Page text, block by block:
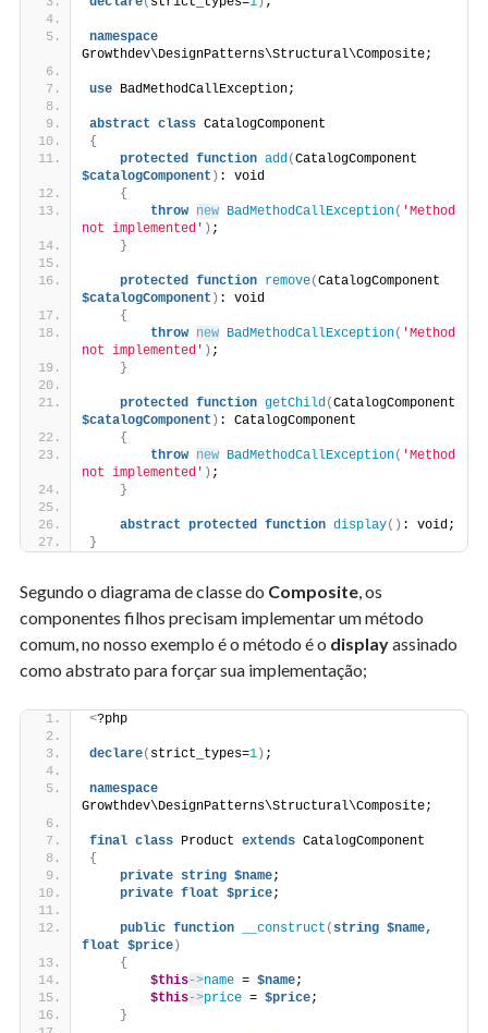
namespace
Growthdev\DesignPatterns\Structural\Composite;
use BadMethodCallException;
abstract class CatalogComponent
{
protected function add(
$catalogComponent ) : void
{
throw new BadMethodCallException( 'Method
not implemented' ) ;
}
protected function remove(
$catalogComponent ) : void
{
throw new BadMethodCallException( 'Method
not implemented' ) ;
}
protected function getChild(
$catalogComponent ) : CatalogComponent
{
throw new BadMethodCallException( 'Method
not implemented' ) ;
}
abstract protected function display() : void;
}
Segundo o diagrama de classe do Composite, os
componentes filhos precisam implementar um método
comum, no nosso exemplo é o método é o displayassinado
como abstrato para forçar sua implementação;
<?php
declare( strict_types=1) ;
namespace
Growthdev\DesignPatterns\Structural\Composite;
final class Product extends CatalogComponent
{
private string $name;
private float $price;
public function __construct ( string $name,
float $price)
{
$this->name = $name;
$this->price = $price;
}